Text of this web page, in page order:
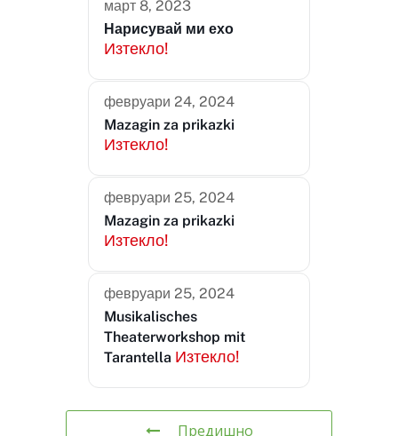
март 8, 2023
Нарисувай ми ехо
Изтекло!
февруари 24, 2024
Mazagin za prikazki
Изтекло!
февруари 25, 2024
Mazagin za prikazki
Изтекло!
февруари 25, 2024
Musikalisches
Theaterworkshop mit
Tarantella Изтекло!
Предишно